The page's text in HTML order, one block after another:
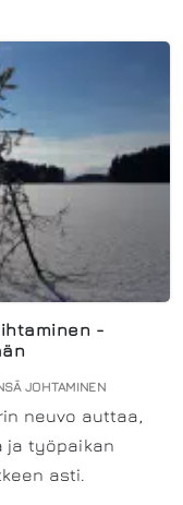
-
JOHTAMINEN
neuvo auttaa,
ja työpaikan
asti.